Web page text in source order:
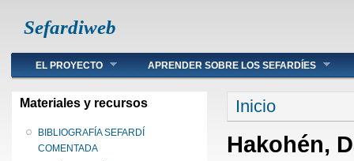
Sefardiweb
Main menu
EL PROYECTO APRENDER SOBRE LOS SEFARDÍES
Materiales y recursos
BIBLIOGRAFÍA SEFARDÍ
COMENTADA
Se encuentra
Inicio
Hakohén,